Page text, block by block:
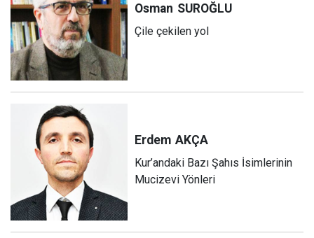
Osman SUROĞLU
Çile çekilen yol
Erdem AKÇA
Kur’andaki Bazı Şahıs İsimlerinin
Mucizevi Yönleri